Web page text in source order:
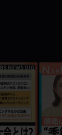
タ】
潜